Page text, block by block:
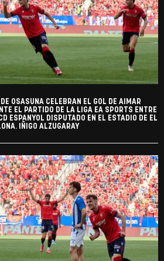
OSASUNA CELEBRAN EL GOL DE AIMAR
EL PARTIDO DE LA LIGA EA SPORTS ENTRE
ESPANYOL DISPUTADO EN EL ESTADIO DE EL
IÑIGO ALZUGARAY